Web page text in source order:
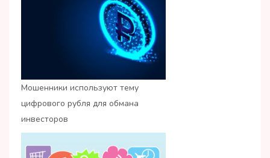
Мошенники используют тему
цифрового рубля для обмана
инвесторов